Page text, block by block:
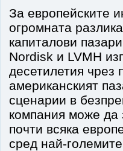
За европейските
огромната
капиталови
Nordisk и LVMH
десетилетия чрез
американският
сценарии в
компания може да
почти всяка
сред най-